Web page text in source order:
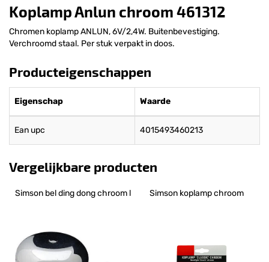
Koplamp Anlun chroom 461312
Chromen koplamp ANLUN, 6V/2,4W. Buitenbevestiging.
Verchroomd staal. Per stuk verpakt in doos.
Producteigenschappen
Eigenschap Waarde
Ean upc 4015493460213
Vergelijkbare producten
Simson bel ding dong chroom l Simson koplamp chroom